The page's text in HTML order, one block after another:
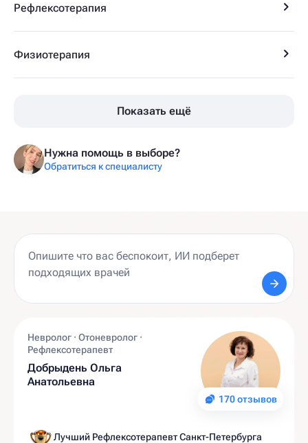
Нужна помощь в выборе?
Обратиться к специалисту
Рефлексотерапия
Физиотерапия
Показать ещё
170 отзывов
Невролог · Отоневролог ·
Рефлексотерапевт
Добрыдень Ольга
Анатольевна
Лучший Рефлексотерапевт Санкт-Петербурга